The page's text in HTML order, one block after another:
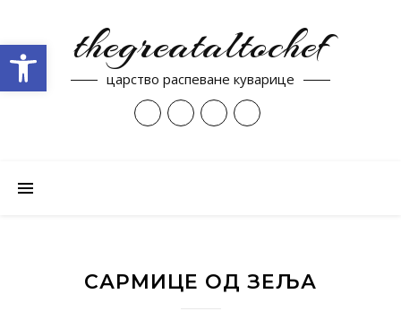
thegreataltochef
царство распеване куварице
САРМИЦЕ ОД ЗЕЉА
Open toolbar